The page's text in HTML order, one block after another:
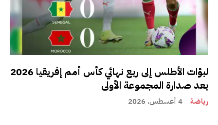
لبؤات الأطلس إلى ربع نهائي كأس أمم إفريقيا 2026
بعد صدارة المجموعة الأولى
رياضة 4 أغسطس، 2026